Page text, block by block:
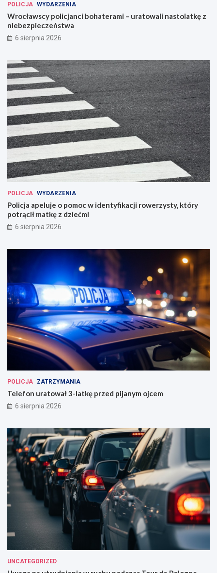
POLICJA WYDARZENIA
Wrocławscy policjanci bohaterami – uratowali nastolatkę z
niebezpieczeństwa
6 sierpnia 2026
POLICJA WYDARZENIA
Policja apeluje o pomoc w identyfikacji rowerzysty, który
potrącił matkę z dziećmi
6 sierpnia 2026
POLICJA ZATRZYMANIA
Telefon uratował 3-latkę przed pijanym ojcem
6 sierpnia 2026
UNCATEGORIZED